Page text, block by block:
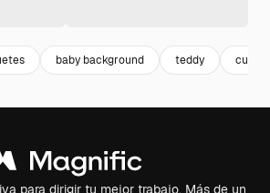
baby background teddy cute
para dirigir tu mejor trabajo. Más de un